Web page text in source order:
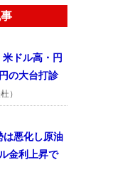
ドル高・円
の大台打診
）
は悪化し原油
金利上昇で